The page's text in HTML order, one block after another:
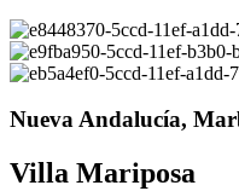
Nueva Andalucía,
Villa Mariposa